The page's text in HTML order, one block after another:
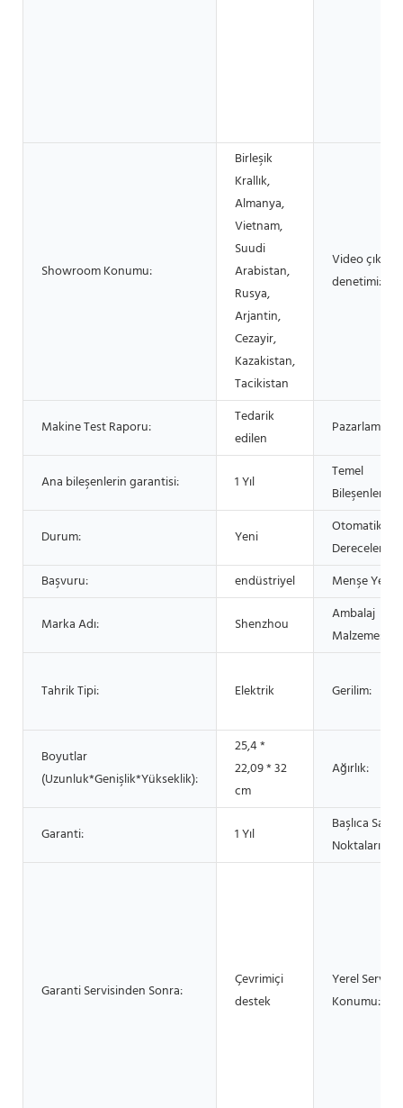
Showroom Konumu:
Birleşik
Krallık,
Almanya,
Vietnam,
Suudi
Arabistan,
Rusya,
Arjantin,
Cezayir,
Kazakistan,
Tacikistan
Video çıkış
denetimi:
Makine Test Raporu:
Tedarik
edilen
Pazarlama
Ana bileşenlerin garantisi: 1 Yıl
Temel
Bileşenler:
Durum: Yeni
Otomatik
Başvuru:
endüstriyel Menşe Yeri:
Marka Adı: Shenzhou
Ambalaj
Malzemesi:
Tahrik Tipi: Elektrik Gerilim:
Boyutlar
(Uzunluk*Genişlik*Yükseklik):
25,4 *
22,09 * 32
cm
Ağırlık:
Garanti: 1 Yıl
Başlıca Satış
Noktaları:
Garanti Servisinden Sonra:
Çevrimiçi
destek
Yerel Servis
Konumu: